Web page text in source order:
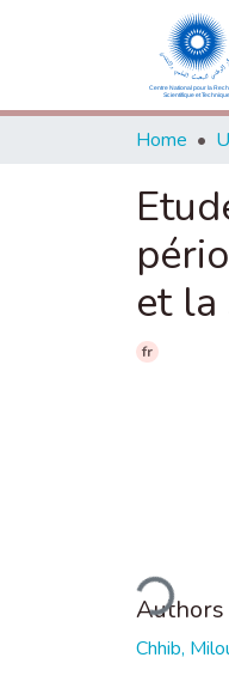
Home
et la
fr
Loading...
Authors
Chhib,